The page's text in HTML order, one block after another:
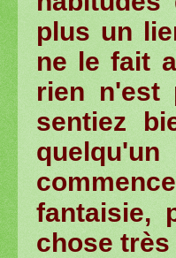
plus un
ne le fait
rien n'est
sentiez
fantaisie,
chose